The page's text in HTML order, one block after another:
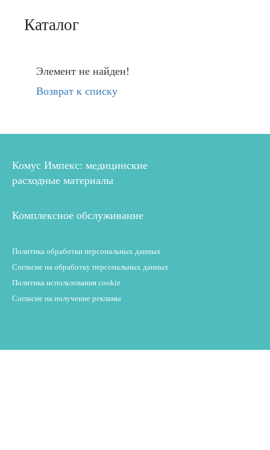
Каталог
Элемент не найден!
Возврат к списку
Комус Импекс: медицинские
расходные материалы
Комплексное обслуживание
Политика обработки персональных данных
Согласие на обработку персональных данных
Политика использования cookie
Согласие на получение рекламы